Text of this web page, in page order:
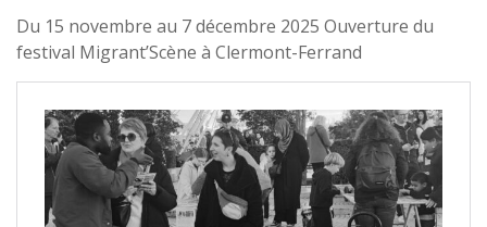
Du 15 novembre au 7 décembre 2025 Ouverture du
festival Migrant’Scène à Clermont-Ferrand